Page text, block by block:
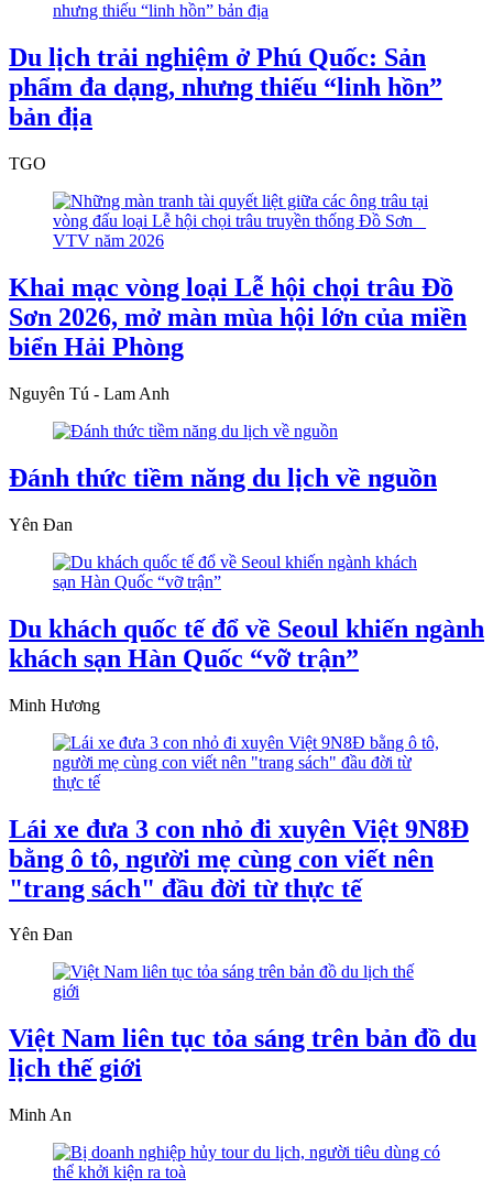
Du lịch trải nghiệm ở Phú Quốc: Sản
phẩm đa dạng, nhưng thiếu “linh hồn”
bản địa
TGO
Khai mạc vòng loại Lễ hội chọi trâu Đồ
Sơn 2026, mở màn mùa hội lớn của miền
biển Hải Phòng
Nguyên Tú - Lam Anh
Đánh thức tiềm năng du lịch về nguồn
Yên Đan
Du khách quốc tế đổ về Seoul khiến ngành
khách sạn Hàn Quốc “vỡ trận”
Minh Hương
Lái xe đưa 3 con nhỏ đi xuyên Việt 9N8Đ
bằng ô tô, người mẹ cùng con viết nên
"trang sách" đầu đời từ thực tế
Yên Đan
Việt Nam liên tục tỏa sáng trên bản đồ du
lịch thế giới
Minh An